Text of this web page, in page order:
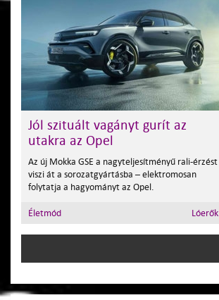
Jól szituált vagányt gurít az
utakra az Opel
Az új Mokka GSE a nagyteljesítményű rali-érzést
viszi át a sorozatgyártásba – elektromosan
folytatja a hagyományt az Opel.
Életmód Lóerők